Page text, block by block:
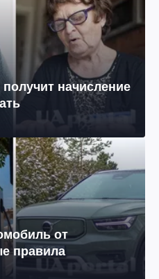
начисление
от
правила